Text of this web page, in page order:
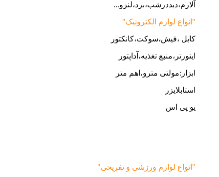
آلارم،دیددرشب،برد،لنزو...
"انواع لوازم الکترونیک"
کابل ،فیش،سوکت،کانکتور
اینورتر،منبع تغذیه،آداپتور
ابزار:مولتی مترو،اهم متر
استابلایزر
یو پی اس
"انواع لوازم ورزشی و تفریحی"